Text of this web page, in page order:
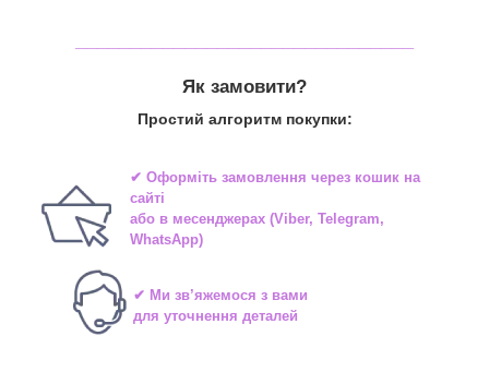
Як замовити?
Простий алгоритм покупки:
✔ Оформіть замовлення через кошик на
сайті
або в месенджерах(Viber, Telegram,
WhatsApp)
✔ Ми зв’яжемося з вами
для уточнення деталей